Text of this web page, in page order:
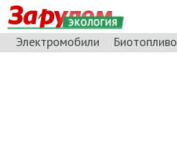
ЭКОЛОГИЯ
Электромобили Биотопливо